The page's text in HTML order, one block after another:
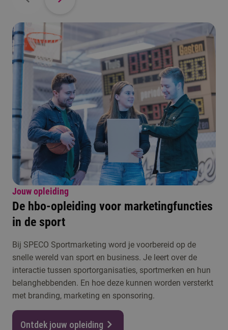
Jouw opleiding
De hbo-opleiding voor marketingfuncties
in de sport
Bij SPECO Sportmarketing word je voorbereid op de
snelle wereld van sport en business. Je leert over de
interactie tussen sportorganisaties, sportmerken en hun
belanghebbenden. En hoe deze kunnen worden versterkt
met branding, marketing en sponsoring.
Ontdek jouw opleiding